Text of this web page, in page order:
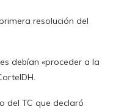
resolución del
debían «proceder a la
del TC que declaró